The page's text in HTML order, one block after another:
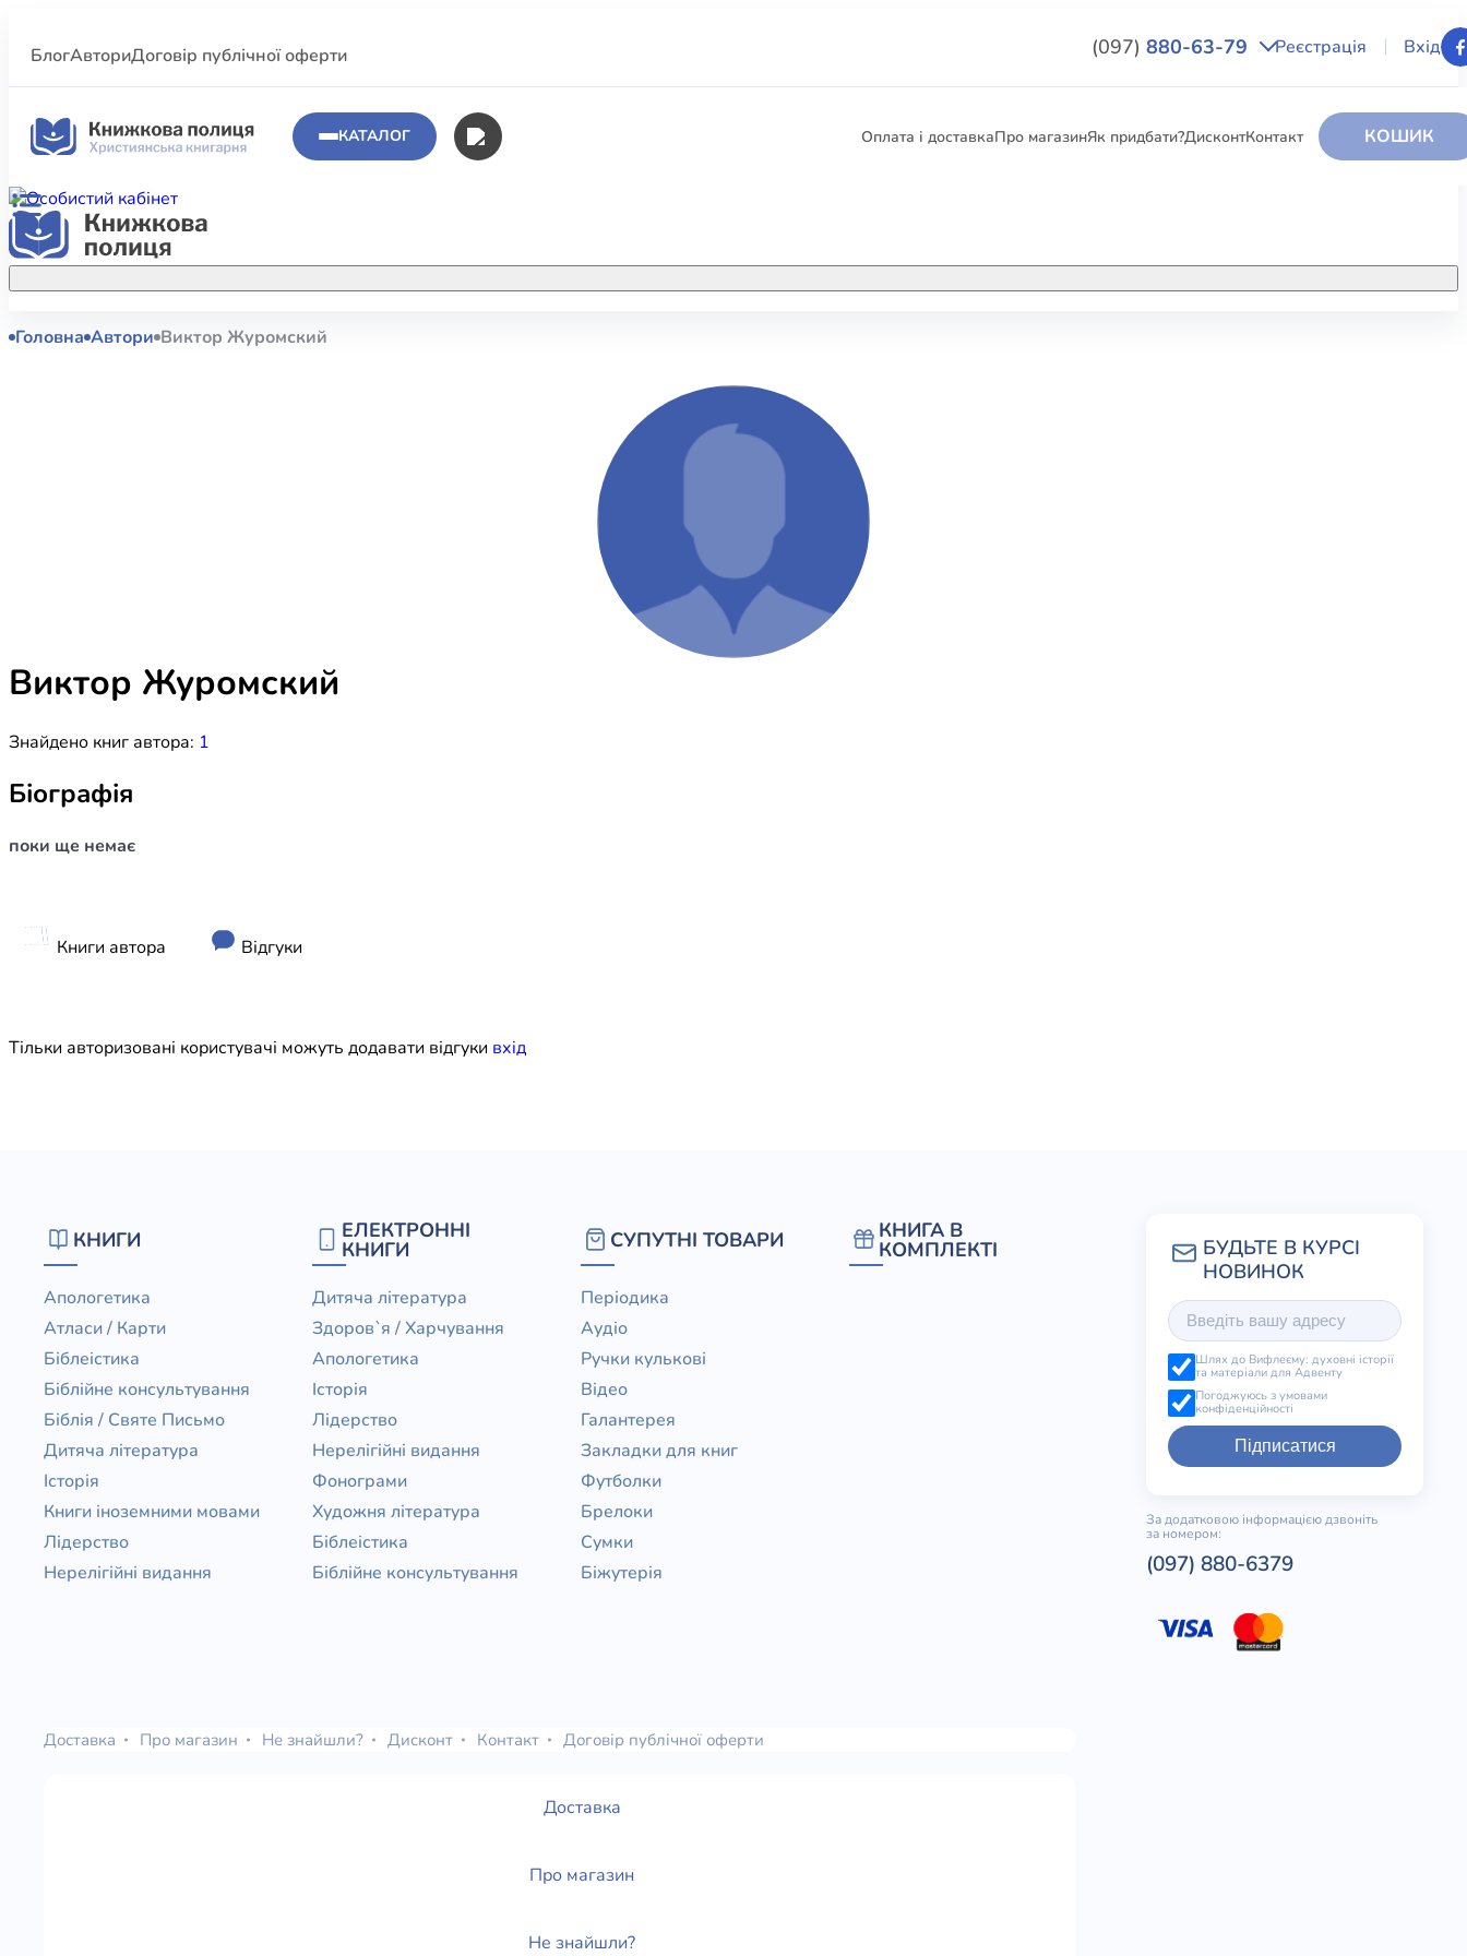
БлогАвториДоговір публічної оферти (097) 880-63-79 Реєстрація Вхід
КАТАЛОГ Оплата і доставкаПро магазинЯк придбати?ДисконтКонтакт КОШИК
Акційні пропозиції
КНИГИ
Біблійне консультування
Художня література
ЕЛЕКТРОННІ КНИГИ
КНИГА В КОМПЛЕКТІ
Головна Автори Виктор Журомский
Виктор Журомский
Знайдено книг автора: 1
Біографія
поки ще немає
Книги автора Відгуки
Тільки авторизовані користувачі можуть додавати відгуки вхiд
КНИГИ
Апологетика
Атласи / Карти
Біблеістика
Біблійне консультування
Біблія / Святе Письмо
Дитяча література
Історія
Книги іноземними мовами
Лідерство
Нерелігійні видання
ЕЛЕКТРОННІ
КНИГИ
Дитяча література
Здоров`я / Харчування
Апологетика
Історія
Лідерство
Нерелігійні видання
Фонограми
Художня література
Біблеістика
Біблійне консультування
СУПУТНІ ТОВАРИ
Періодика
Аудіо
Ручки кулькові
Відео
Галантерея
Закладки для книг
Футболки
Брелоки
Сумки
Біжутерія
КНИГА В
КОМПЛЕКТІ
Шлях до Вифлеєму: духовні історії
та матеріали для Адвенту
Погоджуюсь з умовами
конфіденційності
Підписатися
За додатковою інформацією дзвоніть
за номером:
(097) 880-6379
Доставка Про магазин Не знайшли? Дисконт Контакт Договір публічної оферти
Доставка
Про магазин
Не знайшли?